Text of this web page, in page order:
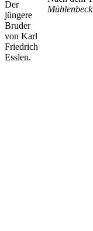
Der
jüngere
Bruder
von Karl
Friedrich
Esslen.